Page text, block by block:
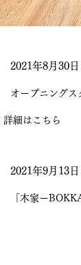
2021年8月30日
オープニングス
詳細はこちら
2021年9月13日
「木家ー